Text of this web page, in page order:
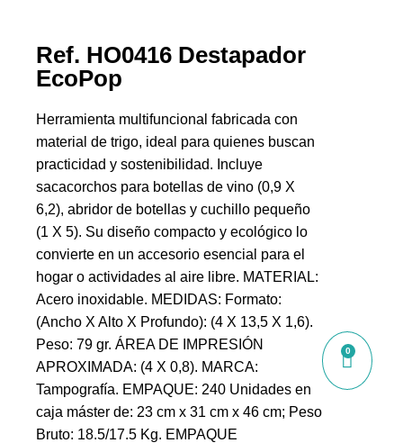
0
Ref. HO0416 Destapador
EcoPop
Herramienta multifuncional fabricada con
material de trigo, ideal para quienes buscan
practicidad y sostenibilidad. Incluye
sacacorchos para botellas de vino (0,9 X
6,2), abridor de botellas y cuchillo pequeño
(1 X 5). Su diseño compacto y ecológico lo
convierte en un accesorio esencial para el
hogar o actividades al aire libre. MATERIAL:
Acero inoxidable. MEDIDAS: Formato:
(Ancho X Alto X Profundo): (4 X 13,5 X 1,6).
Peso: 79 gr. ÁREA DE IMPRESIÓN
APROXIMADA: (4 X 0,8). MARCA:
Tampografía. EMPAQUE: 240 Unidades en
caja máster de: 23 cm x 31 cm x 46 cm; Peso
Bruto: 18.5/17.5 Kg. EMPAQUE